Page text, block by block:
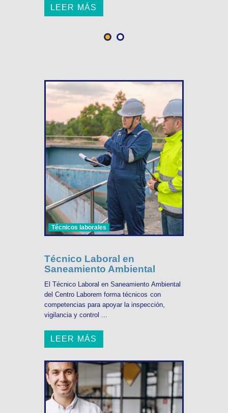
LEER MÁS
Técnicos laborales
Técnico Laboral en
Saneamiento Ambiental
El Técnico Laboral en Saneamiento Ambiental
del Centro Laborem forma técnicos con
competencias para apoyar la inspección,
vigilancia y control ...
LEER MÁS